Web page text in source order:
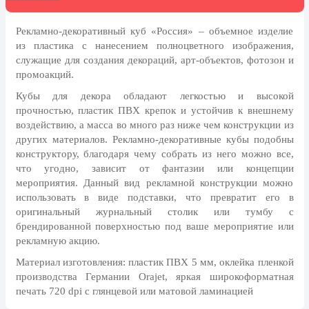
день
27 марта, День театра
1 апреля, День смеха
благоустройству
День геолога (первое воскресенье
апреля)
Светлая Пасха
12 апреля, День космонавтики
18 апреля, Дни исторического и
культурного наследия
1 мая, праздник Весны и Труда
6 мая, День герба и флага города
Москвы
9 мая, День Победы
Рекламно-декоративный куб «Россия» – объемное изделие
из пластика с нанесением полноцветного изображения,
служащие для создания декораций, арт-объектов, фотозон и
промоакций.
Кубы для декора обладают легкостью и высокой
прочностью, пластик ПВХ крепок и устойчив к внешнему
воздействию, а масса во много раз ниже чем конструкции из
других материалов. Рекламно-декоративные кубы подобны
конструктору, благодаря чему собрать из него можно все,
что угодно, зависит от фантазии или концепции
мероприятия. Данный вид рекламной конструкции можно
использовать в виде подставки, что превратит его в
оригинальный журнальный столик или тумбу с
брендированной поверхностью под ваше мероприятие или
рекламную акцию.
Материал изготовления: пластик ПВХ 5 мм, оклейка пленкой
производства Германии Orajet, яркая широкоформатная
печать 720 dpi с глянцевой или матовой ламинацией